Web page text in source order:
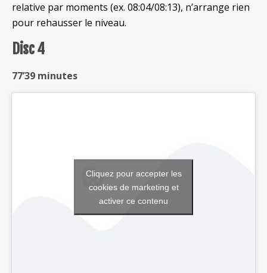
relative par moments (ex. 08:04/08:13), n’arrange rien
pour rehausser le niveau.
Disc 4
77’39 minutes
Cliquez pour accepter les
cookies de marketing et
activer ce contenu